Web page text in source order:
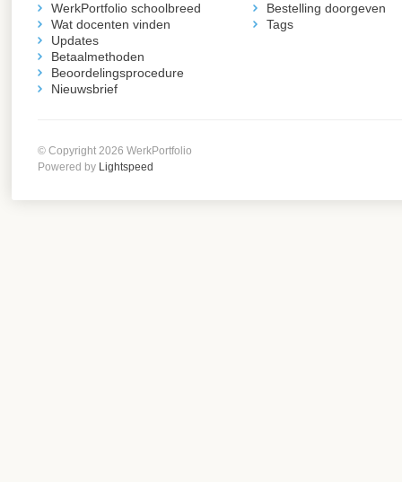
WerkPortfolio schoolbreed
Wat docenten vinden
Updates
Betaalmethoden
Beoordelingsprocedure
Nieuwsbrief
Bestelling doorgeven
Tags
© Copyright 2026 WerkPortfolio
Powered by Lightspeed